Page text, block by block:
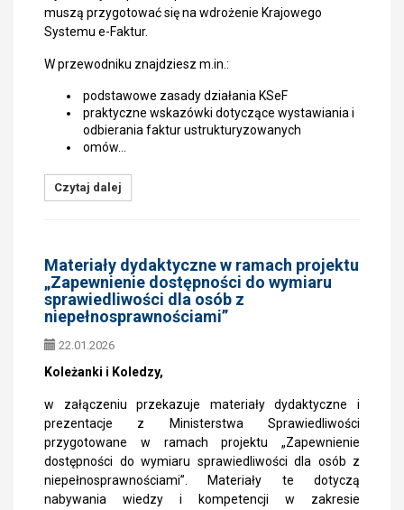
muszą przygotować się na wdrożenie Krajowego
Systemu e-Faktur.
W przewodniku znajdziesz m.in.:
podstawowe zasady działania KSeF
praktyczne wskazówki dotyczące wystawiania i
odbierania faktur ustrukturyzowanych
omów…
Czytaj dalej
Materiały dydaktyczne w ramach projektu
„Zapewnienie dostępności do wymiaru
sprawiedliwości dla osób z
niepełnosprawnościami”
22.01.2026
Koleżanki i Koledzy,
w załączeniu przekazuje materiały dydaktyczne i
prezentacje z Ministerstwa Sprawiedliwości
przygotowane w ramach projektu „Zapewnienie
dostępności do wymiaru sprawiedliwości dla osób z
niepełnosprawnościami”. Materiały te dotyczą
nabywania wiedzy i kompetencji w zakresie